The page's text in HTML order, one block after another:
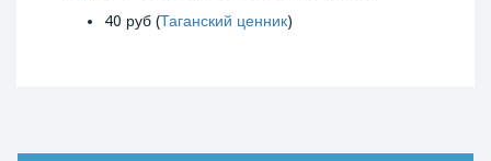
40 руб (Таганский ценник)